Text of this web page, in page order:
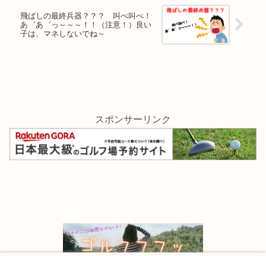
飛ばしの最終兵器？？？ 叫べ叫べ！
あ゛あ゛っ～～～！！（注意！）良い
子は、マネしないでね～
スポンサーリンク